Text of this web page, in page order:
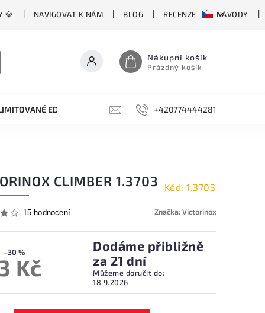
💎 NAVIGOVAT K NÁM BLOG RECENZE NÁVODY
Nákupní košík
Prázdný košík
EDICE BROUSKY, BRUSKY, OCÍLKY
+420774444281
CLIMBER 1.3703 Kód: 1.3703
15 hodnocení Značka:Victorinox
–30 %
Kč
Dodáme přibližně
za 21 dní
Můžeme doručit do:
18.9.2026